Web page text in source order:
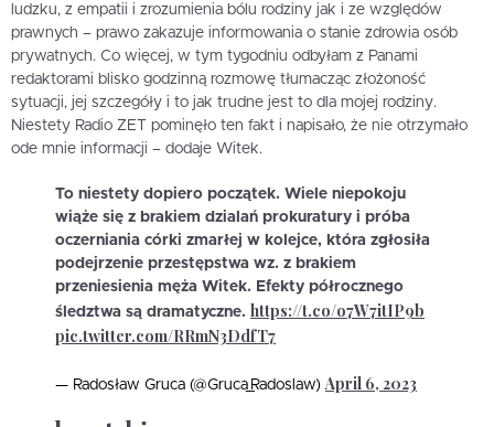
ludzku, z empatii i zrozumienia bólu rodziny jak i ze względów
prawnych – prawo zakazuje informowania o stanie zdrowia osób
prywatnych. Co więcej, w tym tygodniu odbyłam z Panami
redaktorami blisko godzinną rozmowę tłumacząc złożoność
sytuacji, jej szczegóły i to jak trudne jest to dla mojej rodziny.
Niestety Radio ZET pominęło ten fakt i napisało, że nie otrzymało
ode mnie informacji – dodaje Witek.
To niestety dopiero początek. Wiele niepokoju
wiąże się z brakiem dzialań prokuratury i próba
oczerniania córki zmarłej w kolejce, która zgłosiła
podejrzenie przestępstwa wz. z brakiem
przeniesienia męża Witek. Efekty półrocznego
śledztwa są dramatyczne. https://t.co/o7W7itIP9b
pic.twitter.com/RRmN3DdfT7
— Radosław Gruca (@Gruca_Radoslaw) April 6, 2023